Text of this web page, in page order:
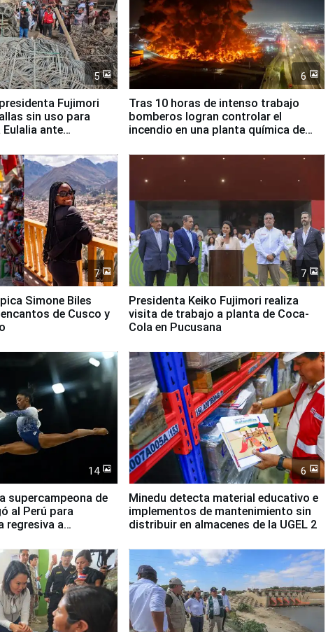
5
Fujimori
sin uso para
ante
6
Tras 10 horas de intenso trabajo
bomberos logran controlar el
incendio en una planta química de
7
Simone Biles
de Cusco y
7
Presidenta Keiko Fujimori realiza
visita de trabajo a planta de Coca-
Cola en Pucusana
14
supercampeona de
al Perú para
regresiva a
6
Minedu detecta material educativo e
implementos de mantenimiento sin
distribuir en almacenes de la UGEL 2